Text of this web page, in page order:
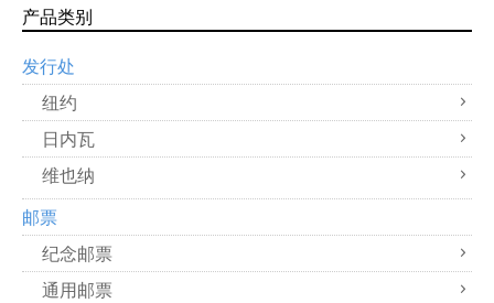
产品类别
发行处
纽约
日内瓦
维也纳
邮票
纪念邮票
通用邮票